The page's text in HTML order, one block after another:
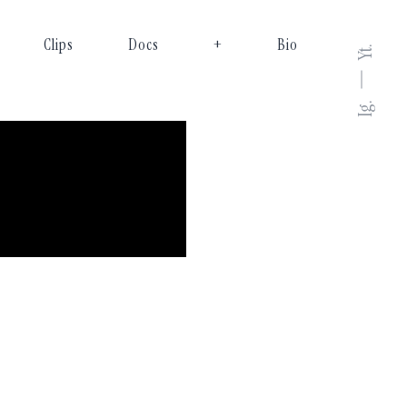
Clips Docs + Bio
Ig.
Yt.